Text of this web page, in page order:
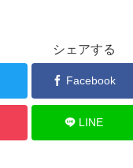
シェアする
Facebook
LINE